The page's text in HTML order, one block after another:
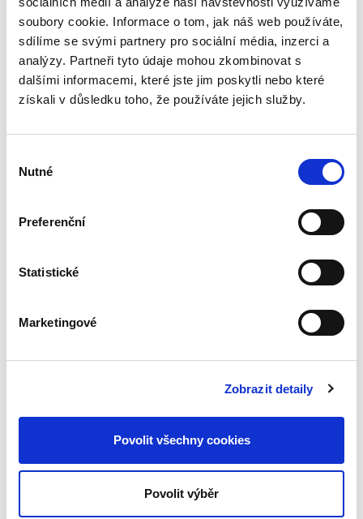
soubory cookie. Informace o tom, jak náš web používáte,
sdílíme se svými partnery pro sociální média, inzerci a
analýzy. Partneři tyto údaje mohou zkombinovat s
dalšími informacemi, které jste jim poskytli nebo které
získali v důsledku toho, že používáte jejich služby.
souhlasu
Nutné
Preferenční
Statistické
Marketingové
Zobrazit detaily
Povolit všechny cookies
Povolit výběr
Kniha se věnuje zadávání veřejných zakázek v
oblasti softwaru. Autor v ní definuje specifika,
která se s tímto druhem plnění pojí, a poskytuje
praktický návod, jak dané zvláštnosti zohlednit
v...
rozsudek
Miroslav Sedláček,
podmínky jeho vydání, právní důsledky i
Postavení
kontrolního orgánu
akciové společnosti
řídicí koncern